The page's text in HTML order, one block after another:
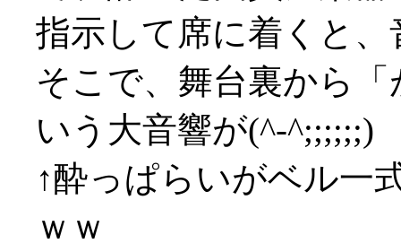
指示して席に着くと
そこで、舞台裏から
いう大音響が(^-^;;;;;;)
↑酔っぱらいがベル一
ｗｗ